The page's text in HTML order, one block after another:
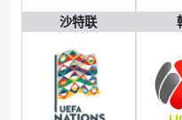
沙特联